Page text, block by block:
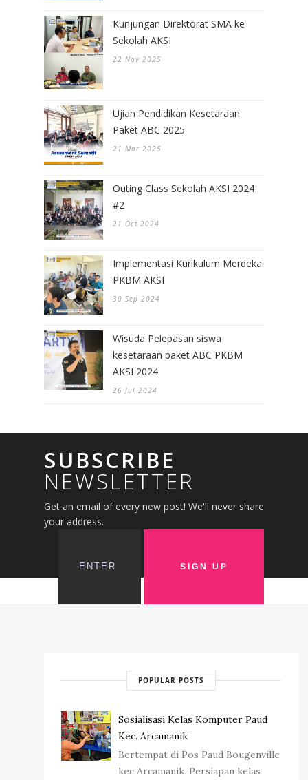
Kunjungan Direktorat SMA ke
Sekolah AKSI
22 Nov 2025
Ujian Pendidikan Kesetaraan
Paket ABC 2025
21 Mar 2025
Outing Class Sekolah AKSI 2024
#2
21 Oct 2024
Implementasi Kurikulum Merdeka
PKBM AKSI
30 Sep 2024
Wisuda Pelepasan siswa
kesetaraan paket ABC PKBM
AKSI 2024
26 Jul 2024
SUBSCRIBE
NEWSLETTER
Get an email of every new post! We'll never share
your address.
POPULAR POSTS
Sosialisasi Kelas Komputer Paud
Kec. Arcamanik
Bertempat di Pos Paud Bougenville
kec Arcamanik. Persiapan kelas